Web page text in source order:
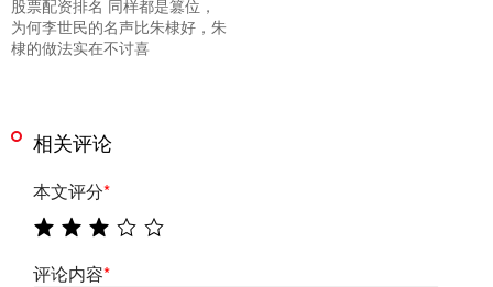
股票配资排名 同样都是篡位，
为何李世民的名声比朱棣好，朱
棣的做法实在不讨喜
相关评论
本文评分*
评论内容*